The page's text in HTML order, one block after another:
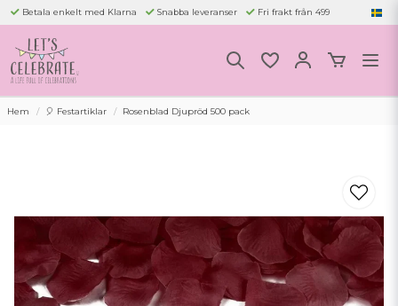
Betala enkelt med Klarna Snabba leveranser Fri frakt från 499
Hem 🎈 Festartiklar Rosenblad Djupröd 500 pack